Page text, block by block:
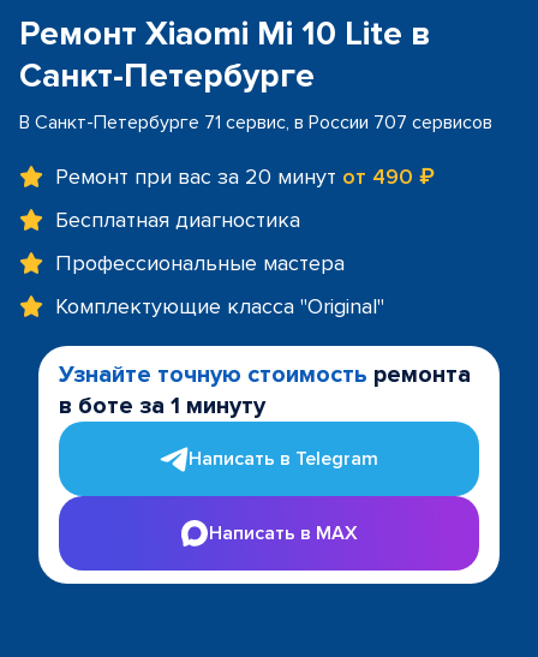
Ремонт Xiaomi Mi 10 Lite в
Санкт-Петербурге
В Санкт-Петербурге 71 сервис, в России 707 сервисов
Ремонт при вас за 20 минут от 490 ₽
Бесплатная диагностика
Профессиональные мастера
Комплектующие класса "Original"
Узнайте точную стоимость ремонта
в боте за 1 минуту
Написать в Telegram
Написать в MAX